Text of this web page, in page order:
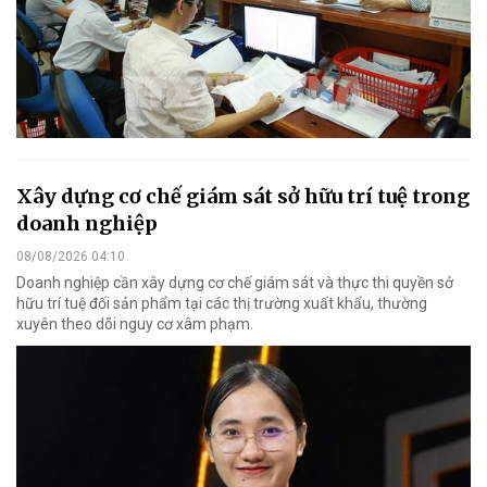
Xây dựng cơ chế giám sát sở hữu trí tuệ trong
doanh nghiệp
08/08/2026 04:10
Doanh nghiệp cần xây dựng cơ chế giám sát và thực thi quyền sở
hữu trí tuệ đối sản phẩm tại các thị trường xuất khẩu, thường
xuyên theo dõi nguy cơ xâm phạm.